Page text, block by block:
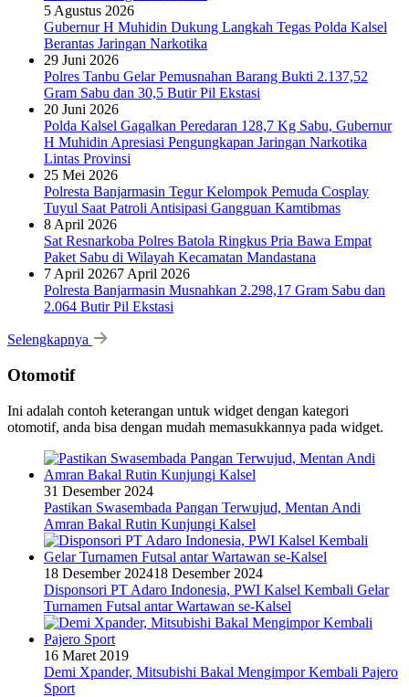
5 Agustus 2026
Gubernur H Muhidin Dukung Langkah Tegas Polda Kalsel
Berantas Jaringan Narkotika
29 Juni 2026
Polres Tanbu Gelar Pemusnahan Barang Bukti 2.137,52
Gram Sabu dan 30,5 Butir Pil Ekstasi
20 Juni 2026
Polda Kalsel Gagalkan Peredaran 128,7 Kg Sabu, Gubernur
H Muhidin Apresiasi Pengungkapan Jaringan Narkotika
Lintas Provinsi
25 Mei 2026
Polresta Banjarmasin Tegur Kelompok Pemuda Cosplay
Tuyul Saat Patroli Antisipasi Gangguan Kamtibmas
8 April 2026
Sat Resnarkoba Polres Batola Ringkus Pria Bawa Empat
Paket Sabu di Wilayah Kecamatan Mandastana
7 April 20267 April 2026
Polresta Banjarmasin Musnahkan 2.298,17 Gram Sabu dan
2.064 Butir Pil Ekstasi
Selengkapnya
Otomotif
Ini adalah contoh keterangan untuk widget dengan kategori
otomotif, anda bisa dengan mudah memasukkannya pada widget.
31 Desember 2024
Pastikan Swasembada Pangan Terwujud, Mentan Andi
Amran Bakal Rutin Kunjungi Kalsel
18 Desember 202418 Desember 2024
Disponsori PT Adaro Indonesia, PWI Kalsel Kembali Gelar
Turnamen Futsal antar Wartawan se-Kalsel
16 Maret 2019
Demi Xpander, Mitsubishi Bakal Mengimpor Kembali Pajero
Sport